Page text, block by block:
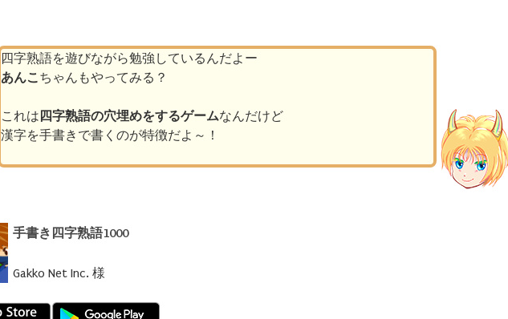
四字熟語を遊びながら勉強しているんだよー
あんこちゃんもやってみる？
これは 四字熟語の穴埋めをするゲームなんだけど
漢字を手書きで書くのが特徴だよ～！
手書き四字熟語1000
Gakko Net Inc. 様